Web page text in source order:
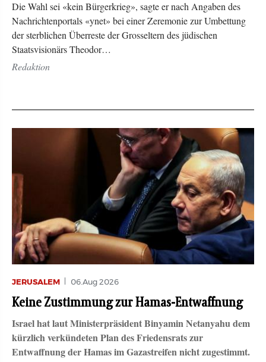
Die Wahl sei «kein Bürgerkrieg», sagte er nach Angaben des
Nachrichtenportals «ynet» bei einer Zeremonie zur Umbettung
der sterblichen Überreste der Grosseltern des jüdischen
Staatsvisionärs Theodor…
Redaktion
JERUSALEM 06.Aug 2026
Keine Zustimmung zur Hamas-Entwaffnung
Israel hat laut Ministerpräsident Binyamin Netanyahu dem
kürzlich verkündeten Plan des Friedensrats zur
Entwaffnung der Hamas im Gazastreifen nicht zugestimmt.